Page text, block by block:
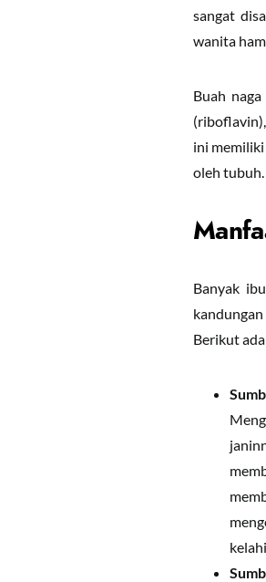
sangat
wanita
Buah
ini
oleh tubuh.
Banyak
Berikut